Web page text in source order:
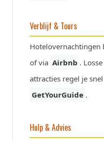
Verblijf & Tours
Hotelovernachtingen
of via Airbnb .
attracties regel je
GetYourGuide .
Hulp & Advies